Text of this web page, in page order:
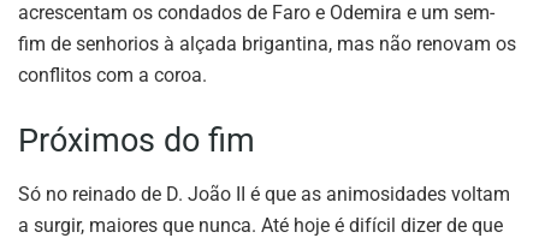
acrescentam os condados de Faro e Odemira e um sem-
fim de senhorios à alçada brigantina, mas não renovam os
conflitos com a coroa.
Próximos do fim
Só no reinado de D. João II é que as animosidades voltam
a surgir, maiores que nunca. Até hoje é difícil dizer de que